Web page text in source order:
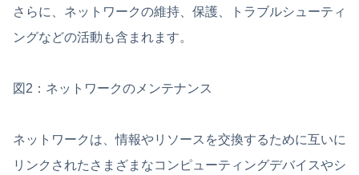
さらに、ネットワークの維持、保護、トラブルシューティ
ングなどの活動も含まれます。
図2：ネットワークのメンテナンス
ネットワークは、情報やリソースを交換するために互いに
リンクされたさまざまなコンピューティングデバイスやシ